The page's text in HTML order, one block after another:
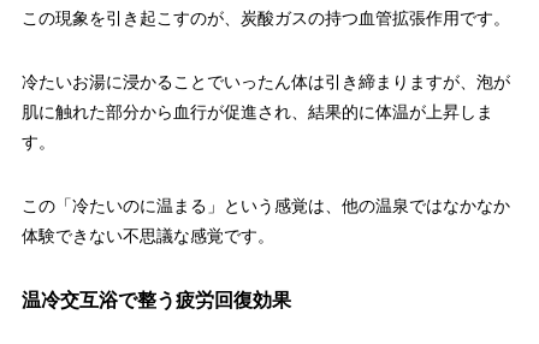
この現象を引き起こすのが、炭酸ガスの持つ血管拡張作用です。
冷たいお湯に浸かることでいったん体は引き締まりますが、泡が
肌に触れた部分から血行が促進され、結果的に体温が上昇しま
す。
この「冷たいのに温まる」という感覚は、他の温泉ではなかなか
体験できない不思議な感覚です。
温冷交互浴で整う疲労回復効果